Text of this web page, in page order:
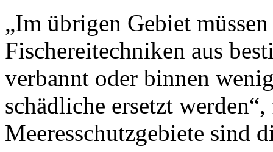
„Im übrigen Gebiet
Fischereitechniken aus
verbannt oder binnen
schädliche ersetzt
Meeresschutzgebiete sind